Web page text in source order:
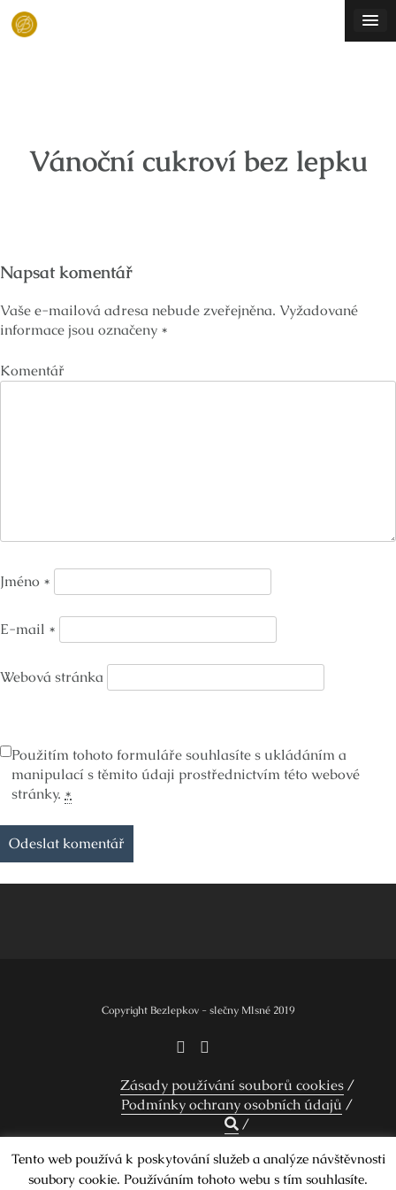
Skip
Vánoční cukroví bez lepku
Napsat komentář
Vaše e-mailová adresa nebude zveřejněna. Vyžadované
informace jsou označeny *
Komentář
Jméno *
E-mail *
Webová stránka
Použitím tohoto formuláře souhlasíte s ukládáním a
manipulací s těmito údaji prostřednictvím této webové
stránky. *
Copyright Bezlepkov - slečny Mlsné 2019
Zásady používání souborů cookies
Podmínky ochrany osobních údajů
Design by Smartcat
Tento web používá k poskytování služeb a analýze návštěvnosti
soubory cookie. Používáním tohoto webu s tím souhlasíte.